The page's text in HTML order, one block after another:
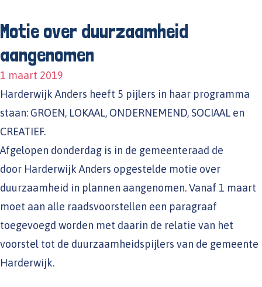
Motie over duurzaamheid
aangenomen
1 maart 2019
Harderwijk Anders heeft 5 pijlers in haar programma
staan: GROEN, LOKAAL, ONDERNEMEND, SOCIAAL en
CREATIEF.
Afgelopen donderdag is in de gemeenteraad de
door Harderwijk Anders opgestelde motie over
duurzaamheid in plannen aangenomen. Vanaf 1 maart
moet aan alle raadsvoorstellen een paragraaf
toegevoegd worden met daarin de relatie van het
voorstel tot de duurzaamheidspijlers van de gemeente
Harderwijk.